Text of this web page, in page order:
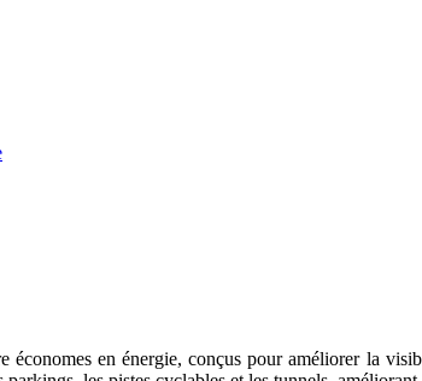
économes en énergie, conçus pour améliorer la